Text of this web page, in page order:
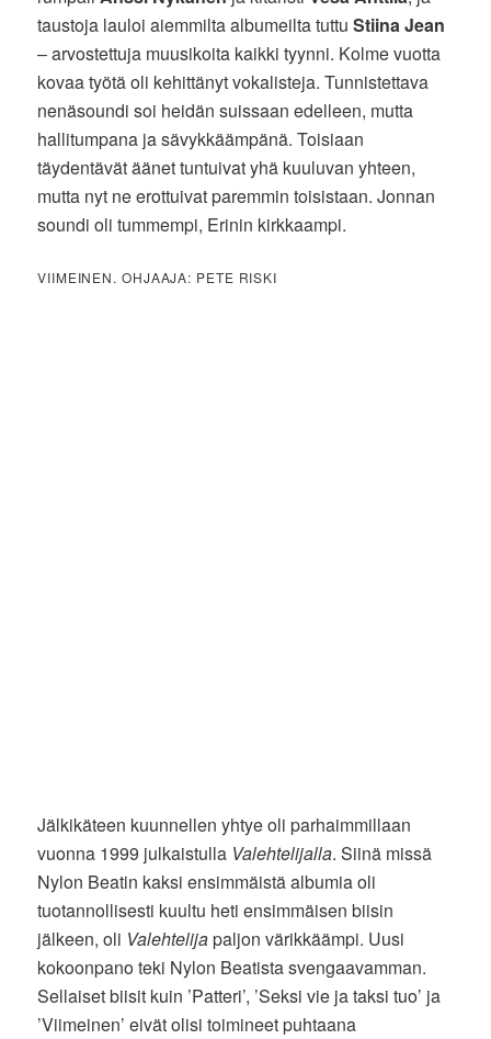
taustoja lauloi aiemmilta albumeilta tuttuStiina Jean
– arvostettuja muusikoita kaikki tyynni. Kolme vuotta
kovaa työtä oli kehittänyt vokalisteja. Tunnistettava
nenäsoundi soi heidän suissaan edelleen, mutta
hallitumpana ja sävykkäämpänä. Toisiaan
täydentävät äänet tuntuivat yhä kuuluvan yhteen,
mutta nyt ne erottuivat paremmin toisistaan. Jonnan
soundi oli tummempi, Erinin kirkkaampi.
VIIMEINEN. OHJAAJA: PETE RISKI
Jälkikäteen kuunnellen yhtye oli parhaimmillaan
vuonna 1999 julkaistulla Valehtelijalla. Siinä missä
Nylon Beatin kaksi ensimmäistä albumia oli
tuotannollisesti kuultu heti ensimmäisen biisin
jälkeen, oli Valehtelijapaljon värikkäämpi. Uusi
kokoonpano teki Nylon Beatista svengaavamman.
Sellaiset biisit kuin ’Patteri’, ’Seksi vie ja taksi tuo’ ja
’Viimeinen’ eivät olisi toimineet puhtaana